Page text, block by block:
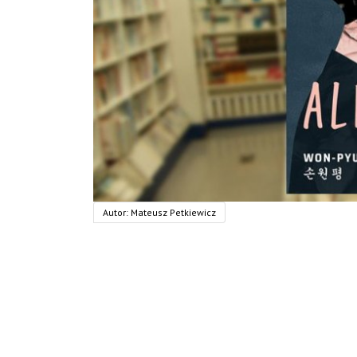
Autor: Mateusz Petkiewicz